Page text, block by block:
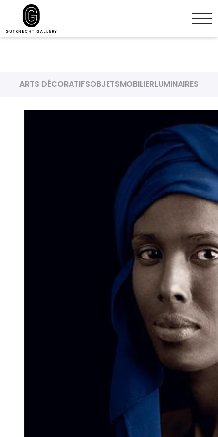
ARTS DÉCORATIFSOBJETSMOBILIERLUMINAIRES